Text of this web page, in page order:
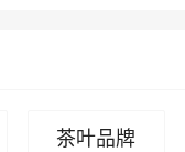
茶叶品牌